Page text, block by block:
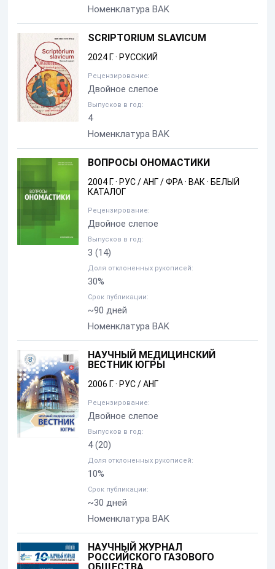
Номенклатура BAK
SCRIPTORIUM SLAVICUM
2024 Г.· РУССКИЙ
Рецензирование:
Двойное слепое
Выпусков в год:
4
Номенклатура BAK
ВОПРОСЫ ОНОМАСТИКИ
2004 Г.· РУС / АНГ / ФРА· ВАК· БЕЛЫЙ
КАТАЛОГ
Рецензирование:
Двойное слепое
Выпусков в год:
3 (14)
Доля отклоненных рукописей:
30%
Срок публикации:
~90 дней
Номенклатура BAK
НАУЧНЫЙ МЕДИЦИНСКИЙ
ВЕСТНИК ЮГРЫ
2006 Г.· РУС / АНГ
Рецензирование:
Двойное слепое
Выпусков в год:
4(20)
Доля отклоненных рукописей:
10%
Срок публикации:
~30 дней
Номенклатура BAK
НАУЧНЫЙ ЖУРНАЛ
РОССИЙСКОГО ГАЗОВОГО